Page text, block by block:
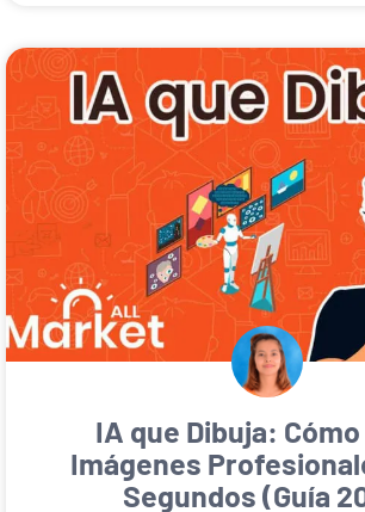
IA que Dibuja:
Imágenes
Segundos (Guía